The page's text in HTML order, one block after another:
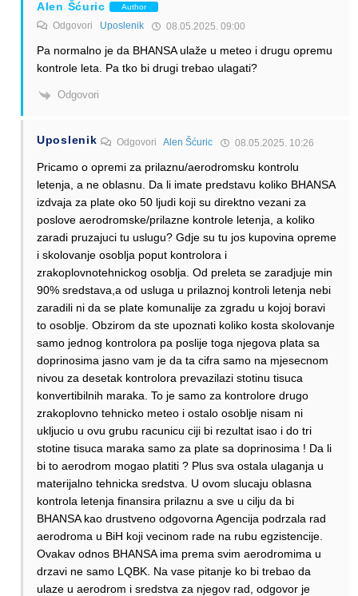
Alen Šćuric Author
Odgovori Uposlenik 08.05.2025. 09:00
Pa normalno je da BHANSA ulaže u meteo i drugu opremu
kontrole leta. Pa tko bi drugi trebao ulagati?
Odgovori
Uposlenik OdgovoriAlen Šćuric 08.05.2025. 10:26
Pricamo o opremi za prilaznu/aerodromsku kontrolu
letenja, a ne oblasnu. Da li imate predstavu koliko BHANSA
izdvaja za plate oko 50 ljudi koji su direktno vezani za
poslove aerodromske/prilazne kontrole letenja, a koliko
zaradi pruzajuci tu uslugu? Gdje su tu jos kupovina opreme
i skolovanje osoblja poput kontrolora i
zrakoplovnotehnickog osoblja. Od preleta se zaradjuje min
90% sredstava,a od usluga u prilaznoj kontroli letenja nebi
zaradili ni da se plate komunalije za zgradu u kojoj boravi
to osoblje. Obzirom da ste upoznati koliko kosta skolovanje
samo jednog kontrolora pa poslije toga njegova plata sa
doprinosima jasno vam je da ta cifra samo na mjesecnom
nivou za desetak kontrolora prevazilazi stotinu tisuca
konvertibilnih maraka. To je samo za kontrolore drugo
zrakoplovno tehnicko meteo i ostalo osoblje nisam ni
ukljucio u ovu grubu racunicu ciji bi rezultat isao i do tri
stotine tisuca maraka samo za plate sa doprinosima ! Da li
bi to aerodrom mogao platiti ? Plus sva ostala ulaganja u
materijalno tehnicka sredstva. U ovom slucaju oblasna
kontrola letenja finansira prilaznu a sve u cilju da bi
BHANSA kao drustveno odgovorna Agencija podrzala rad
aerodroma u BiH koji vecinom rade na rubu egzistencije.
Ovakav odnos BHANSA ima prema svim aerodromima u
drzavi ne samo LQBK. Na vase pitanje ko bi trebao da
ulaze u aerodrom i sredstva za njegov rad, odgovor je